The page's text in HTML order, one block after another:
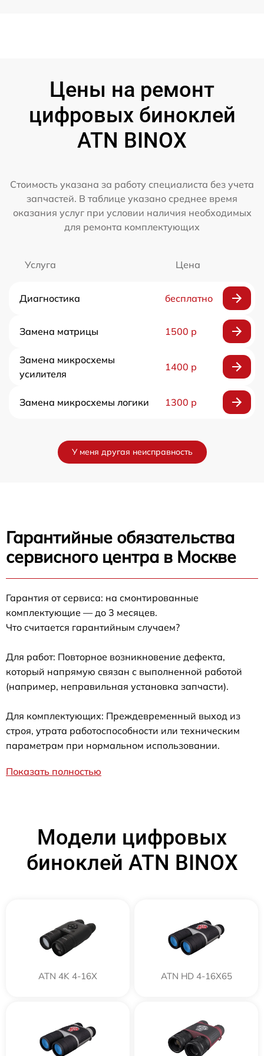
Цены на ремонт
цифровых биноклей
ATN BINOX
Стоимость указана за работу специалиста без учета
запчастей. В таблице указано среднее время
оказания услуг при условии наличия необходимых
для ремонта комплектующих
Услуга Цена
Диагностика бесплатно
Замена матрицы 1500 р
Замена микросхемы
усилителя
1400 р
Замена микросхемы логики 1300 р
У меня другая неисправность
Гарантийные обязательства
сервисного центра в Москве
Гарантия от сервиса: на смонтированные
комплектующие — до 3 месяцев.
Что считается гарантийным случаем?
Для работ: Повторное возникновение дефекта,
который напрямую связан с выполненной работой
(например, неправильная установка запчасти).
Для комплектующих: Преждевременный выход из
строя, утрата работоспособности или техническим
параметрам при нормальном использовании.
Показать полностью
Модели цифровых
биноклей ATN BINOX
ATN 4K 4-16X ATN HD 4-16X65